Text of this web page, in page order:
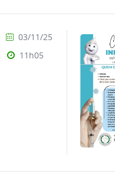
03/11/25
11h05